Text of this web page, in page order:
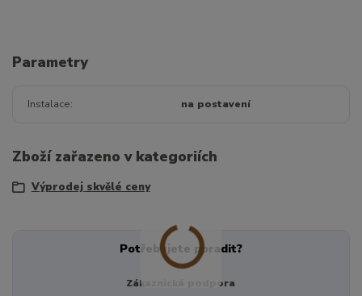
Parametry
Instalace na postavení
Zboží zařazeno v kategoriích
Výprodej skvělé ceny
Potřebujete poradit?
Zákaznická podpora